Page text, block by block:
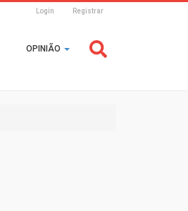
Login Registrar
OPINIÃO